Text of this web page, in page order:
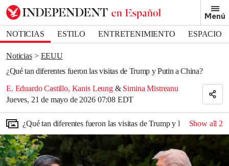
Menú
NOTICIAS ESTILO ENTRETENIMIENTO
ESPACIO
DEPORTES
Noticias
EEUU
¿Qué tan diferentes fueron las visitas de Trump y Putin a China?
E. Eduardo Castillo, Kanis Leung & Simina Mistreanu
Jueves, 21 de mayo de 2026 07:08 EDT
Bookmark popover
Removed from bookmarks
Close popover
¿Qué tan diferentes fueron las visitas de Trump y Putin a China?
Show all 2